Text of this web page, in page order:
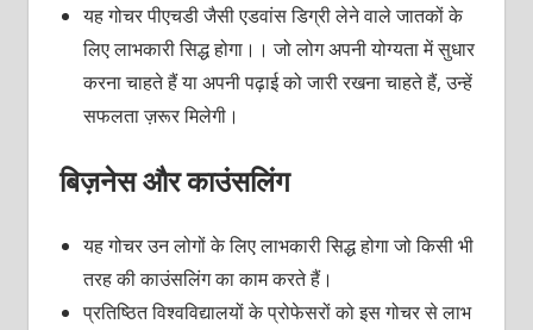
यह गोचर पीएचडी जैसी एडवांस डिग्री लेने वाले जातकों के
लिए लाभकारी सिद्ध होगा।। जो लोग अपनी योग्‍यता में सुधार
करना चाहते हैं या अपनी पढ़ाई को जारी रखना चाहते हैं, उन्‍हें
सफलता ज़रूर मिलेगी।
बिज़नेस और काउंसलिंग
यह गोचर उन लोगों के लिए लाभकारी सिद्ध होगा जो किसी भी
तरह की काउंसलिंग का काम करते हैं।
प्रतिष्ठित विश्वविद्यालयों के प्रोफेसरों को इस गोचर से लाभ